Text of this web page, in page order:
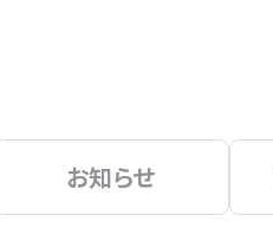
お知らせ